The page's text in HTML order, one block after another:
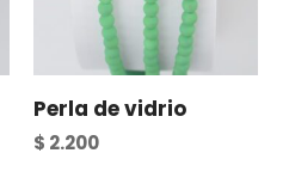
Perla de vidrio
$ 2.200